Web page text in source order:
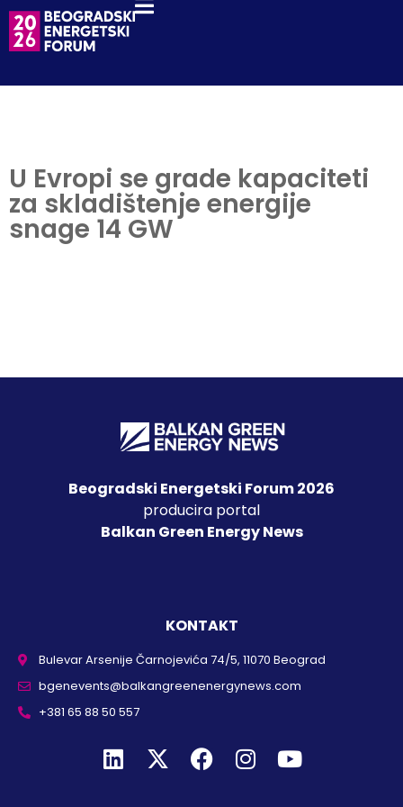
U Evropi se grade kapaciteti
za skladištenje energije
snage 14 GW
Beogradski Energetski Forum 2026
producira portal
Balkan Green Energy News
KONTAKT
Bulevar Arsenije Čarnojevića 74/5, 11070 Beograd
bgenevents@balkangreenenergynews.com
+381 65 88 50 557